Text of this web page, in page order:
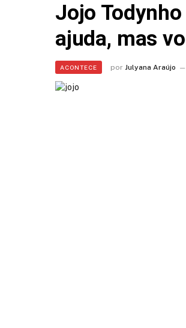
Jojo
ajuda, mas
ACONTECE por Julyana Araújo